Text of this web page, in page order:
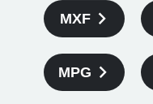
MXF
MPG